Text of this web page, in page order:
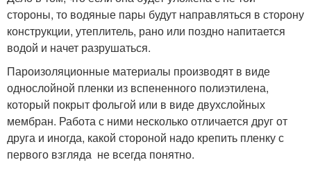
стороны, то водяные пары будут направляться в сторону
конструкции, утеплитель, рано или поздно напитается
водой и начет разрушаться.
Пароизоляционные материалы производят в виде
однослойной пленки из вспененного полиэтилена,
который покрыт фольгой или в виде двухслойных
мембран. Работа с ними несколько отличается друг от
друга и иногда, какой стороной надо крепить пленку с
первого взгляда не всегда понятно.